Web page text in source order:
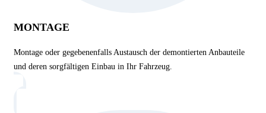
MONTAGE
Montage oder gegebenenfalls Austausch der demontierten Anbauteile
und deren sorgfältigen Einbau in Ihr Fahrzeug.